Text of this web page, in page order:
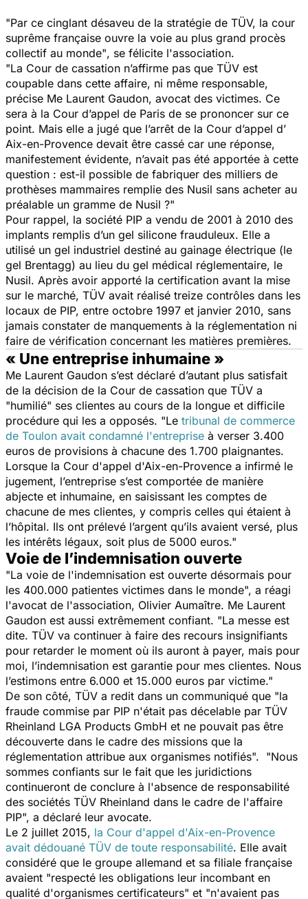
"Par ce cinglant désaveu de la stratégie de TÜV, la cour
suprême française ouvre la voie au plus grand procès
collectif au monde", se félicite l'association.
"La Cour de cassation n’affirme pas que TÜV est
coupable dans cette affaire, ni même responsable,
précise Me Laurent Gaudon, avocat des victimes. Ce
sera à la Cour d’appel de Paris de se prononcer sur ce
point. Mais elle a jugé que l’arrêt de la Cour d’appel d’
Aix-en-Provence devait être cassé car une réponse,
manifestement évidente, n’avait pas été apportée à cette
question : est-il possible de fabriquer des milliers de
prothèses mammaires remplie des Nusil sans acheter au
préalable un gramme de Nusil ?"
Pour rappel, la société PIP a vendu de 2001 à 2010 des
implants remplis d’un gel silicone frauduleux. Elle a
utilisé un gel industriel destiné au gainage électrique (le
gel Brentagg) au lieu du gel médical réglementaire, le
Nusil. Après avoir apporté la certification avant la mise
sur le marché, TÜV avait réalisé treize contrôles dans les
locaux de PIP, entre octobre 1997 et janvier 2010, sans
jamais constater de manquements à la réglementation ni
faire de vérification concernant les matières premières.
« Une entreprise inhumaine »
Me Laurent Gaudon s’est déclaré d’autant plus satisfait
de la décision de la Cour de cassation que TÜV a
"humilié" ses clientes au cours de la longue et difficile
procédure qui les a opposés. "Le tribunal de commerce
de Toulon avait condamné l'entreprise à verser 3.400
euros de provisions à chacune des 1.700 plaignantes.
Lorsque la Cour d'appel d'Aix-en-Provence a infirmé le
jugement, l’entreprise s’est comportée de manière
abjecte et inhumaine, en saisissant les comptes de
chacune de mes clientes, y compris celles qui étaient à
l’hôpital. Ils ont prélevé l’argent qu’ils avaient versé, plus
les intérêts légaux, soit plus de 5000 euros."
Voie de l’indemnisation ouverte
"La voie de l'indemnisation est ouverte désormais pour
les 400.000 patientes victimes dans le monde", a réagi
l'avocat de l'association, Olivier Aumaître. Me Laurent
Gaudon est aussi extrêmement confiant. "La messe est
dite. TÜV va continuer à faire des recours insignifiants
pour retarder le moment où ils auront à payer, mais pour
moi, l’indemnisation est garantie pour mes clientes. Nous
l’estimons entre 6.000 et 15.000 euros par victime."
De son côté, TÜV a redit dans un communiqué que "la
fraude commise par PIP n'était pas décelable par TÜV
Rheinland LGA Products GmbH et ne pouvait pas être
découverte dans le cadre des missions que la
réglementation attribue aux organismes notifiés". "Nous
sommes confiants sur le fait que les juridictions
continueront de conclure à l'absence de responsabilité
des sociétés TÜV Rheinland dans le cadre de l'affaire
PIP", a déclaré leur avocate.
Le 2 juillet 2015, la Cour d'appel d'Aix-en-Provence
avait dédouané TÜV de toute responsabilité. Elle avait
considéré que le groupe allemand et sa filiale française
avaient "respecté les obligations leur incombant en
qualité d'organismes certificateurs" et "n'avaient pas